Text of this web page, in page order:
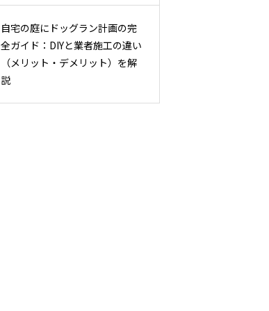
自宅の庭にドッグラン計画の完
全ガイド：DIYと業者施工の違い
（メリット・デメリット）を解
説